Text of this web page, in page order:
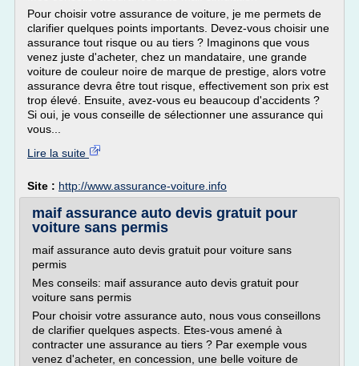
Pour choisir votre assurance de voiture, je me permets de
clarifier quelques points importants. Devez-vous choisir une
assurance tout risque ou au tiers ? Imaginons que vous
venez juste d'acheter, chez un mandataire, une grande
voiture de couleur noire de marque de prestige, alors votre
assurance devra être tout risque, effectivement son prix est
trop élevé. Ensuite, avez-vous eu beaucoup d'accidents ?
Si oui, je vous conseille de sélectionner une assurance qui
vous...
Lire la suite
Site : http://www.assurance-voiture.info
maif assurance auto devis gratuit pour
voiture sans permis
maif assurance auto devis gratuit pour voiture sans
permis
Mes conseils: maif assurance auto devis gratuit pour
voiture sans permis
Pour choisir votre assurance auto, nous vous conseillons
de clarifier quelques aspects. Etes-vous amené à
contracter une assurance au tiers ? Par exemple vous
venez d'acheter, en concession, une belle voiture de